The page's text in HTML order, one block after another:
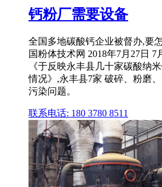
钙粉厂需要设备
全国多地碳酸钙企业被督办,要
国粉体技术网 2018年7月27日
《于反映永丰县几十家碳酸纳
情况》,永丰县7家 破碎、粉磨
污染问题。
联系电话: 180 3780 8511